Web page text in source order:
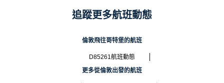
追蹤更多航班動態
倫敦飛往哥特堡的航班
D85261航班動態
更多從倫敦出發的航班